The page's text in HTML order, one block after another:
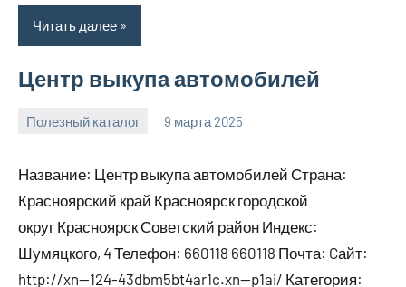
Читать далее
Центр выкупа автомобилей
Полезный каталог 9 марта 2025
Название: Центр выкупа автомобилей Страна:
Красноярский край Красноярск городской
округ Красноярск Советский район Индекс:
Шумяцкого, 4 Телефон: 660118 660118 Почта: Cайт:
http://xn—124-43dbm5bt4ar1c.xn--p1ai/ Категория: